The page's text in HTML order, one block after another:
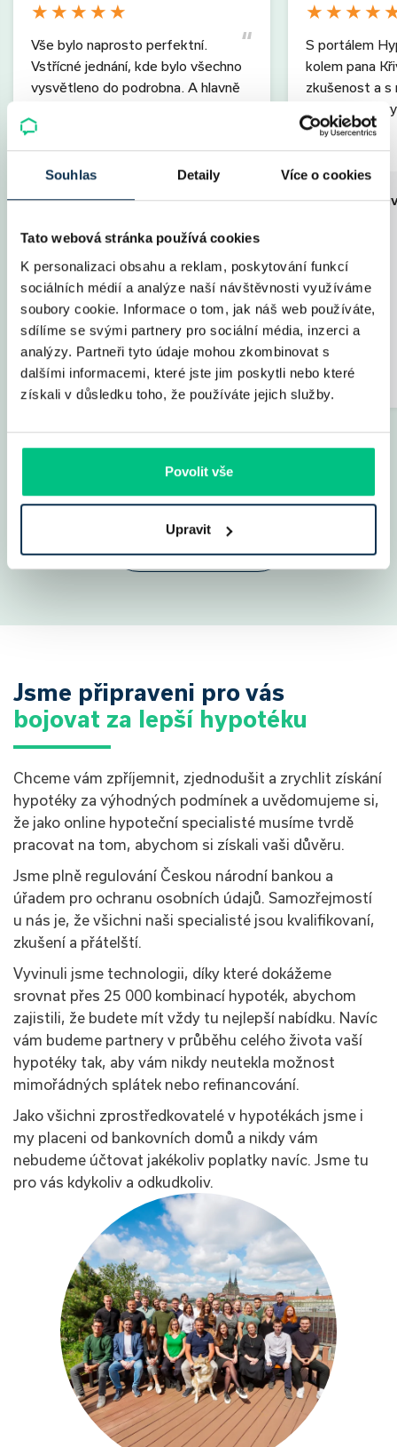
Souhlas Detaily Více o cookies
Tato webová stránka používá cookies
K personalizaci obsahu a reklam, poskytování funkcí
sociálních médií a analýze naší návštěvnosti využíváme
soubory cookie. Informace o tom, jak náš web používáte,
sdílíme se svými partnery pro sociální média, inzerci a
analýzy. Partneři tyto údaje mohou zkombinovat s
dalšími informacemi, které jste jim poskytli nebo které
získali v důsledku toho, že používáte jejich služby.
Povolit vše
Upravit
★★★★★
Vše bylo naprosto perfektní.
Vstřícné jednání, kde bylo všechno
vysvětleno do podrobna. A hlavně
Žáčková…
2 200 000 Kč
Splatnost
30 let
Měs. splátka
8 231 Kč
Úrok
2,09 %
Fixace
5 let
LTV
80 %
Specialista
Jana Žáčková
★★★★
S portálem
kolem pana
zkušenost a s
Celý proces
zobrazit více
Parametry
Měs. splátka
Úrok
Fixace
LTV
Poplatky
Specialista
Ukázat všechny
Jsme připraveni pro vás
bojovat za lepší hypotéku
Chceme vám zpříjemnit, zjednodušit a zrychlit získání
hypotéky za výhodných podmínek a uvědomujeme si,
že jako online hypoteční specialisté musíme tvrdě
pracovat na tom, abychom si získali vaši důvěru.
Jsme plně regulování Českou národní bankou a
úřadem pro ochranu osobních údajů. Samozřejmostí
u nás je, že všichni naši specialisté jsou kvalifikovaní,
zkušení a přátelští.
Vyvinuli jsme technologii, díky které dokážeme
srovnat přes 25 000 kombinací hypoték, abychom
zajistili, že budete mít vždy tu nejlepší nabídku. Navíc
vám budeme partnery v průběhu celého života vaší
hypotéky tak, aby vám nikdy neutekla možnost
mimořádných splátek nebo refinancování.
Jako všichni zprostředkovatelé v hypotékách jsme i
my placeni od bankovních domů a nikdy vám
nebudeme účtovat jakékoliv poplatky navíc. Jsme tu
pro vás kdykoliv a odkudkoliv.